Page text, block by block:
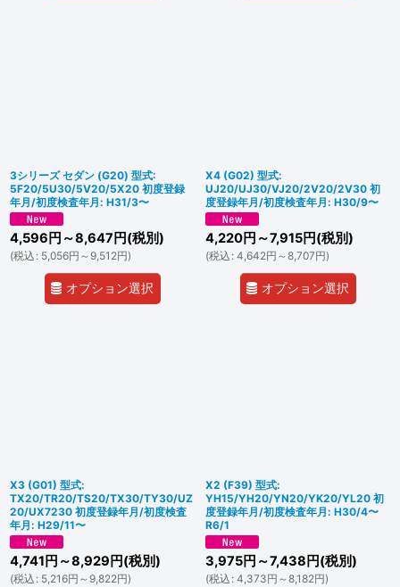
3シリーズ セダン (G20) 型式:
5F20/5U30/5V20/5X20 初度登録
年月/初度検査年月: H31/3〜
4,596 円 ～8,647 円(税別)
(税込 : 5,056円 ～9,512円)
オプション選択
X4 (G02) 型式:
UJ20/UJ30/VJ20/2V20/2V30 初
度登録年月/初度検査年月: H30/9〜
4,220円 ～7,915円(税別)
(税込 : 4,642円 ～8,707円)
オプション選択
X3 (G01) 型式:
TX20/TR20/TS20/TX30/TY30/UZ
20/UX7230 初度登録年月/初度検査
年月: H29/11〜
4,741 円 ～8,929 円(税別)
(税込 : 5,216円 ～9,822円)
X2 (F39) 型式:
YH15/YH20/YN20/YK20/YL20 初
度登録年月/初度検査年月: H30/4〜
R6/1
3,975円 ～7,438 円(税別)
(税込 : 4,373円 ～8,182円)